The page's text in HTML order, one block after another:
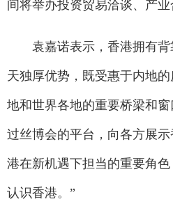
间将举办投资贸易洽谈、产业
袁嘉诺表示，香港拥有背
天独厚优势，既受惠于内地
地和世界各地的重要桥梁和
过丝博会的平台，向各方展
港在新机遇下担当的重要角色
认识香港。”